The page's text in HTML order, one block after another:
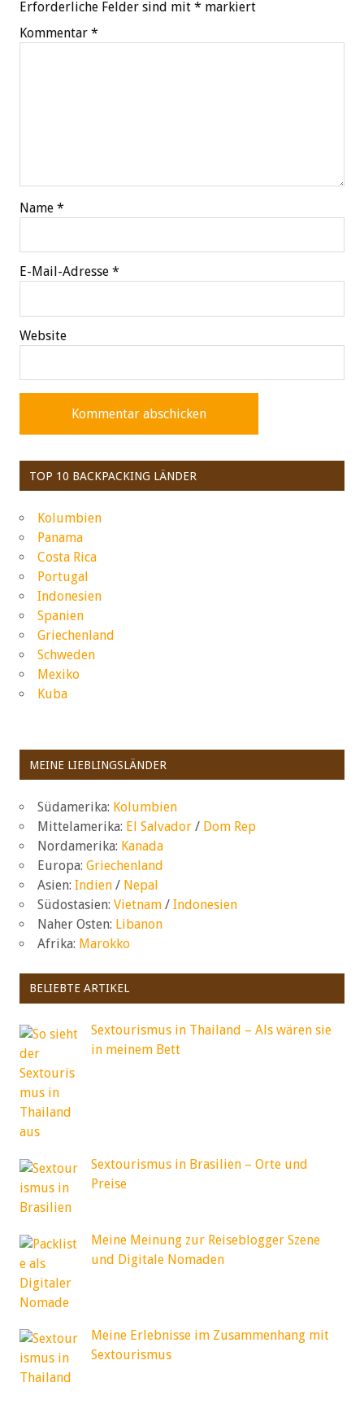
Erforderliche Felder sind mit * markiert
Kommentar *
Name *
E-Mail-Adresse *
Website
TOP 10 BACKPACKING LÄNDER
Kolumbien
Panama
Costa Rica
Portugal
Indonesien
Spanien
Griechenland
Schweden
Mexiko
Kuba
MEINE LIEBLINGSLÄNDER
Südamerika: Kolumbien
Mittelamerika: El Salvador / Dom Rep
Nordamerika: Kanada
Europa: Griechenland
Asien: Indien / Nepal
Südostasien: Vietnam / Indonesien
Naher Osten: Libanon
Afrika: Marokko
BELIEBTE ARTIKEL
Sextourismus in Thailand – Als wären sie
in meinem Bett
Sextourismus in Brasilien – Orte und
Preise
Meine Meinung zur Reiseblogger Szene
und Digitale Nomaden
Meine Erlebnisse im Zusammenhang mit
Sextourismus